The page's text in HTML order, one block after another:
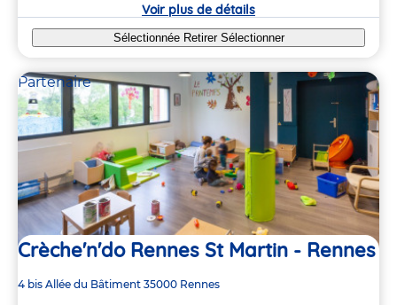
Voir plus de détails
Sélectionnée Retirer Sélectionner
Partenaire
Crèche'n'do Rennes St Martin - Rennes
Adresse
4 bis Allée du Bâtiment 35000 Rennes
2
2